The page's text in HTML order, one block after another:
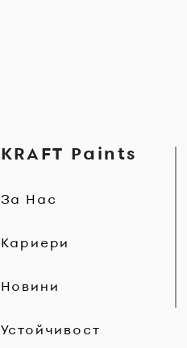
KRAFT Paints
За Нас
Кариери
Новини
Устойчивост